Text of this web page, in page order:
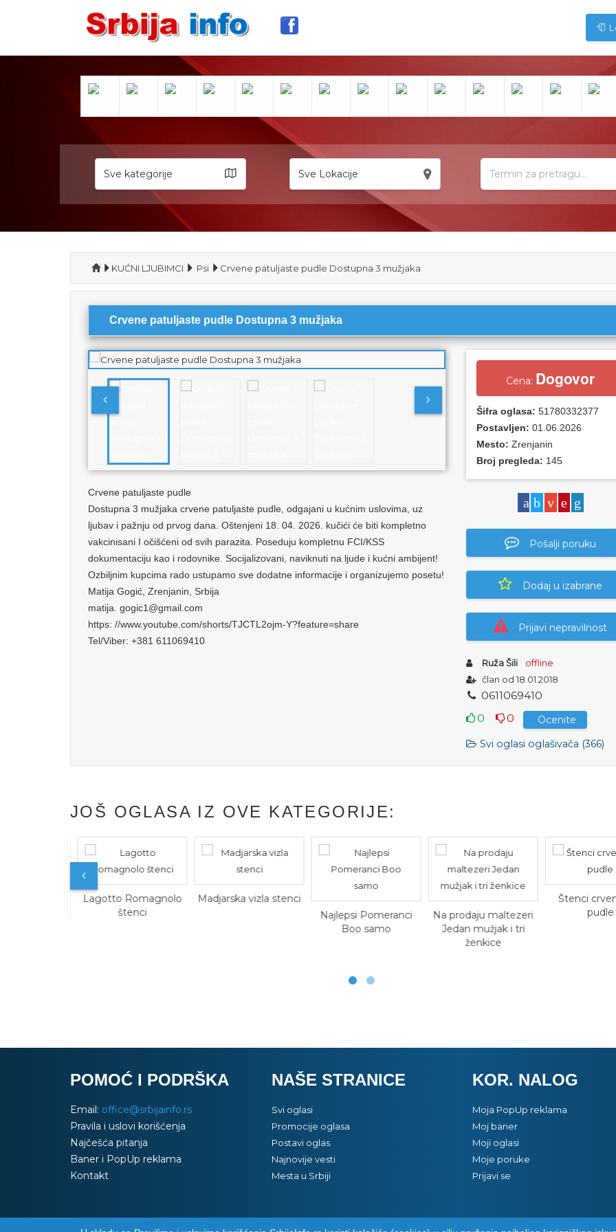
Sve kategorije Sve Lokacije
KUĆNI LJUBIMCI Psi Crvene patuljaste pudle Dostupna 3 mužjaka
Crvene patuljaste pudle Dostupna 3 mužjaka
Crvene patuljaste pudle
Dostupna 3 mužjaka crvene patuljaste pudle, odgajani u kućnim uslovima, uz
ljubav i pažnju od prvog dana. Oštenjeni 18. 04. 2026. kučići će biti kompletno
vakcinisani I očišćeni od svih parazita. Poseduju kompletnu FCI/KSS
dokumentaciju kao i rodovnike. Socijalizovani, naviknuti na ljude i kućni ambijent!
Ozbiljnim kupcima rado ustupamo sve dodatne informacije i organizujemo posetu!
Matija Gogić, Zrenjanin, Srbija
matija. gogic1@gmail.com
https: //www.youtube.com/shorts/TJCTL2ojm-Y?feature=share
Tel/Viber: +381 611069410
Cena: Dogovor
Šifra oglasa:51780332377
Postavljen:01.06.2026
Mesto:Zrenjanin
Broj pregleda: 145
Pošalji poruku
Dodaj u izabrane
Prijavi nepravilnost
Ruža Šili
offline
član od 18.01.2018
0611069410
0
0
Ocenite
Svi oglasi oglašivača (366)
JOŠ OGLASA IZ OVE KATEGORIJE:
Lagotto Romagnolo
štenci
Madjarska vizla stenci
Najlepsi Pomeranci
Boo samo
Na prodaju maltezeri
Jedan mužjak i tri
ženkice
Štenci
pudle
POMOĆ I PODRŠKA
Email: office@srbijainfo.rs
Pravila i uslovi korišćenja
Najčešća pitanja
Baner i PopUp reklama
Kontakt
NAŠE STRANICE
Svi oglasi
Promocije oglasa
Postavi oglas
Najnovije vesti
Mesta u Srbiji
KOR. NALOG
Moja PopUp reklama
Moj baner
Moji oglasi
Moje poruke
Prijavi se